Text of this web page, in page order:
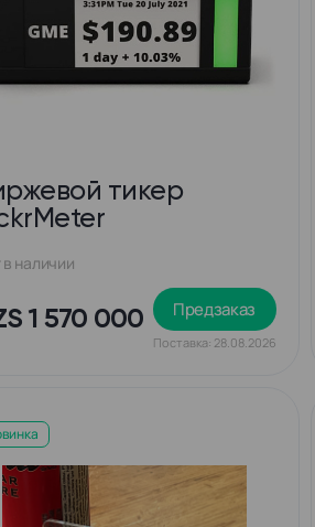
тикер
наличии
1 570 000 Предзаказ
Поставка: 28.08.2026